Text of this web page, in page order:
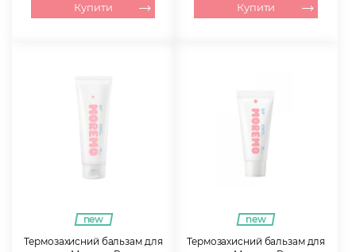
Купити Купити
new
Термозахисний бальзам для
new
Термозахисний бальзам для